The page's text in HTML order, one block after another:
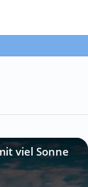
viel Sonne